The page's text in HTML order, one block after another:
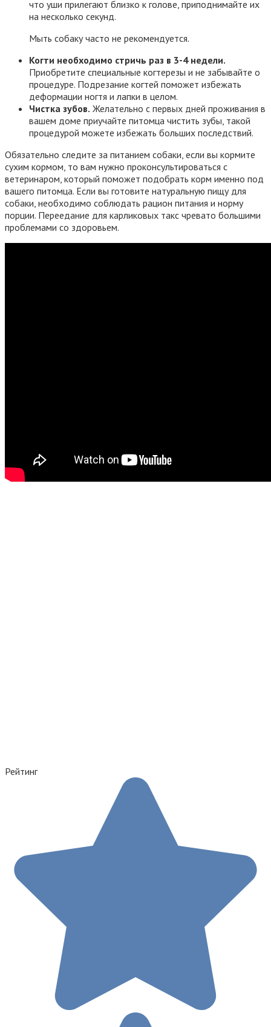
что уши прилегают близко к голове, приподнимайте их
на несколько секунд.
Мыть собаку часто не рекомендуется.
Когти необходимо стричь раз в 3-4 недели.
Приобретите специальные когтерезы и не забывайте о
процедуре. Подрезание когтей поможет избежать
деформации ногтя и лапки в целом.
Чистка зубов. Желательно с первых дней проживания в
вашем доме приучайте питомца чистить зубы, такой
процедурой можете избежать больших последствий.
Обязательно следите за питанием собаки, если вы кормите
сухим кормом, то вам нужно проконсультироваться с
ветеринаром, который поможет подобрать корм именно под
вашего питомца. Если вы готовите натуральную пищу для
собаки, необходимо соблюдать рацион питания и норму
порции. Переедание для карликовых такс чревато большими
проблемами со здоровьем.
Рейтинг